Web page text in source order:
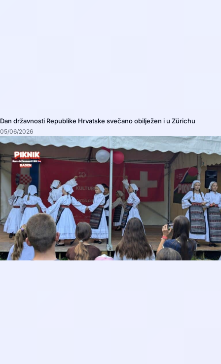
Dan državnosti Republike Hrvatske svečano obilježen i u Zürichu
05/06/2026